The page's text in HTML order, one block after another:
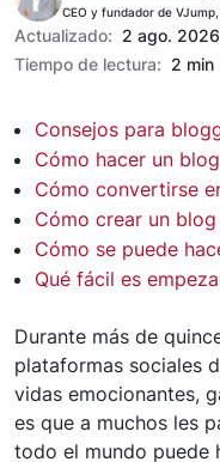
CEO y fundador de
Actualizado: 2 ago. 2026
Tiempo de lectura: 2 min
Consejos para
Cómo hacer un
Cómo convertirse
Cómo crear un
Cómo se puede
Qué fácil es
Durante más de
plataformas sociales
vidas emocionantes,
es que a muchos les
todo el mundo puede